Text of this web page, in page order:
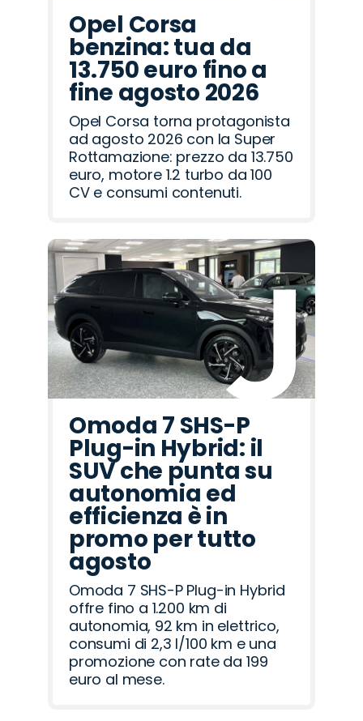
Opel Corsa
benzina: tua da
13.750 euro fino a
fine agosto 2026
Opel Corsa torna protagonista
ad agosto 2026 con la Super
Rottamazione: prezzo da 13.750
euro, motore 1.2 turbo da 100
CV e consumi contenuti.
Omoda 7 SHS-P
Plug-in Hybrid: il
SUV che punta su
autonomia ed
efficienza è in
promo per tutto
agosto
Omoda 7 SHS-P Plug-in Hybrid
offre fino a 1.200 km di
autonomia, 92 km in elettrico,
consumi di 2,3 l/100 km e una
promozione con rate da 199
euro al mese.